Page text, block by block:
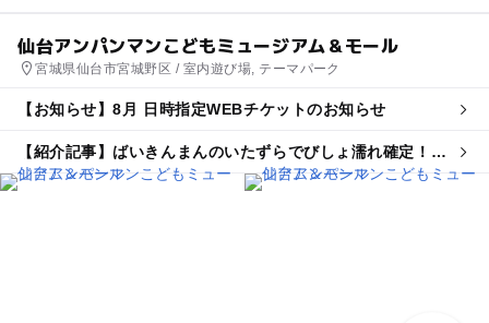
仙台アンパンマンこどもミュージアム＆モール
宮城県仙台市宮城野区 / 室内遊び場, テーマパーク
【お知らせ】8月 日時指定WEBチケットのお知らせ
【紹介記事】ばいきんまんのいたずらでびしょ濡れ確定！仙
台アンパンマンミュージアムで水あそび